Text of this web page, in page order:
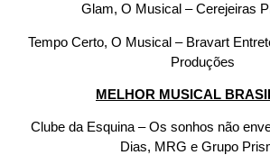
Glam, O Musical – Cerejeiras
Tempo Certo, O Musical – Bravart
Produções
MELHOR MUSICAL
Clube da Esquina – Os sonhos não
Dias, MRG e Grupo